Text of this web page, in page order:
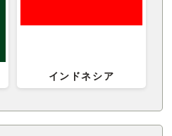
インドネシア